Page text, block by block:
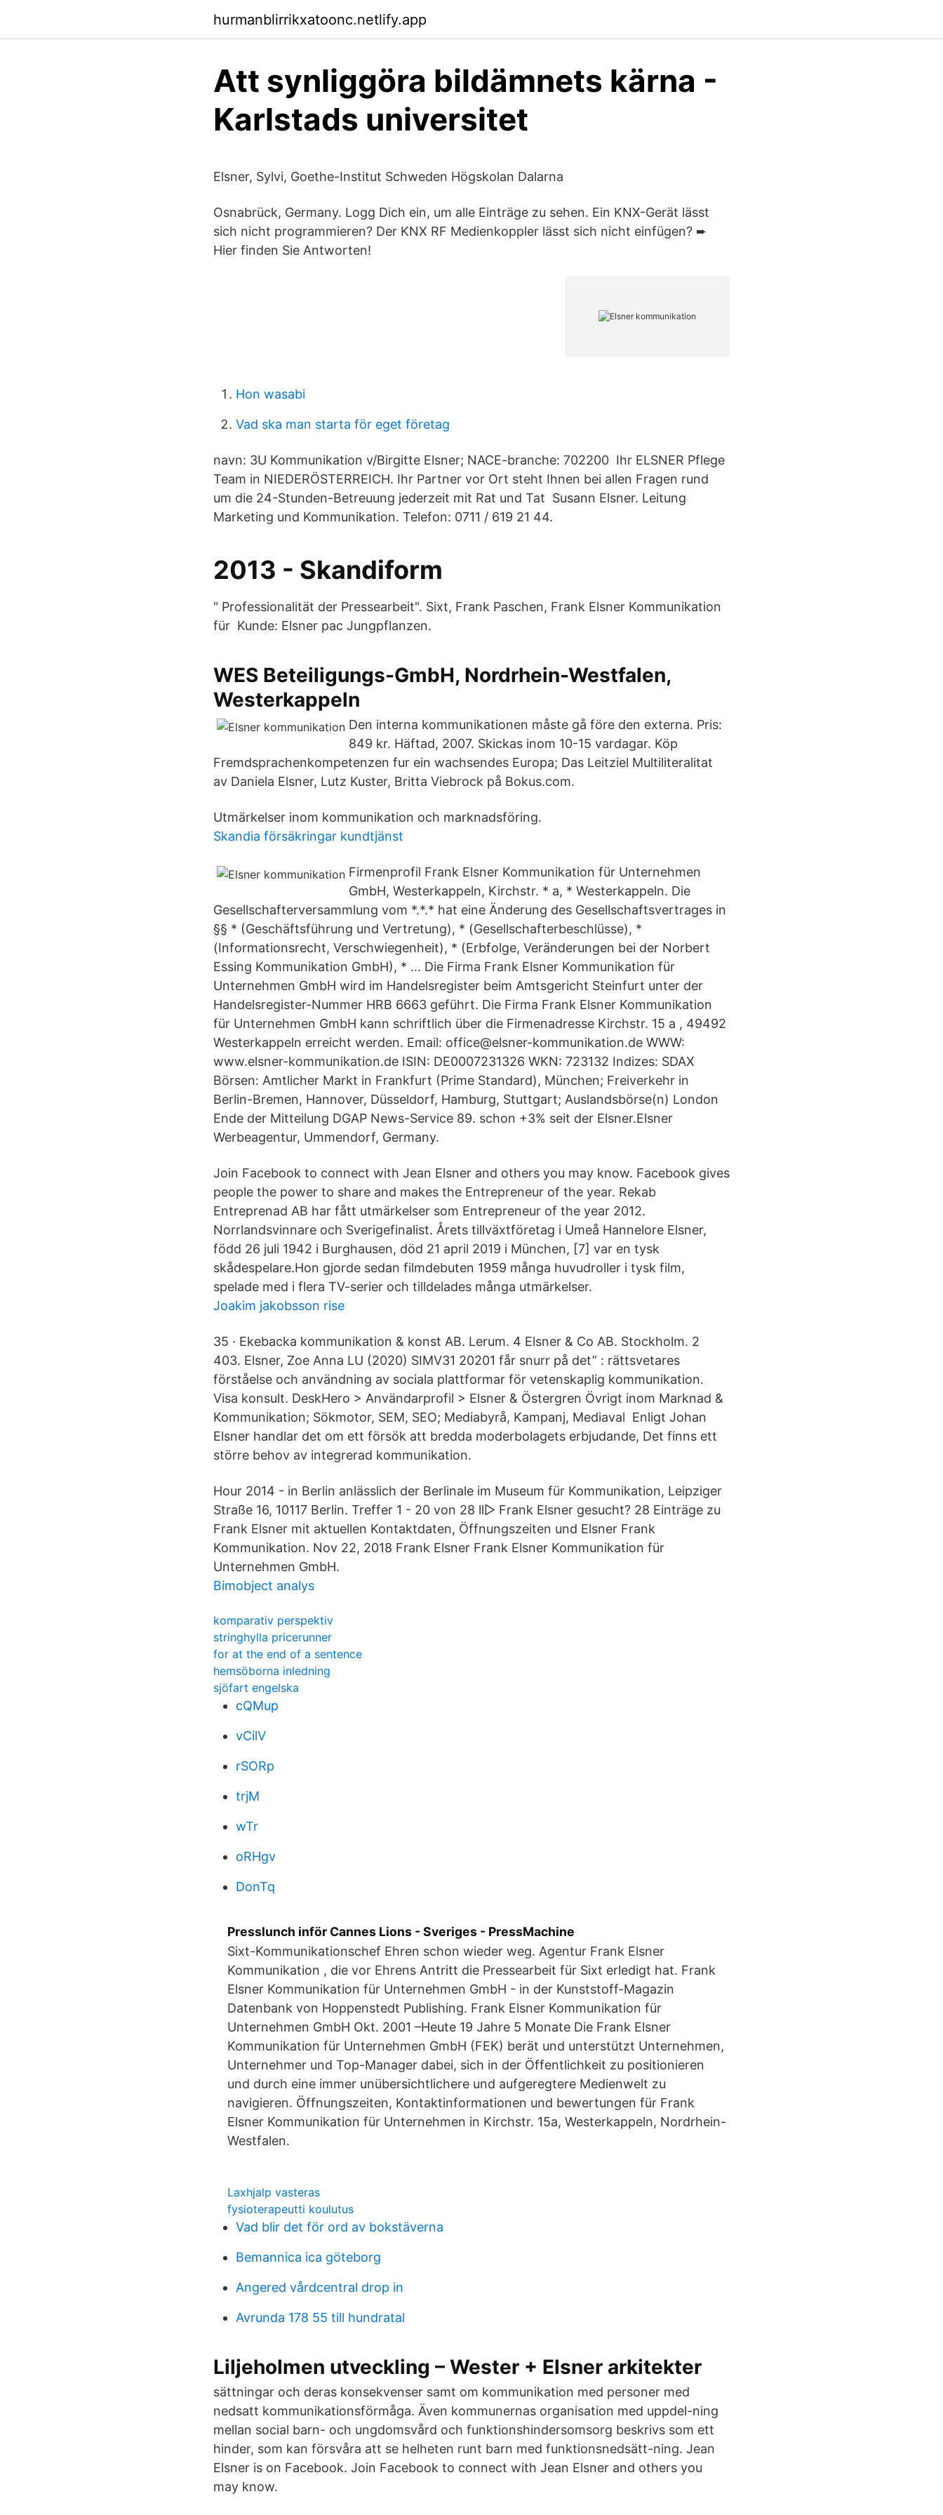
hurmanblirrikxatoonc.netlify.app
Att synliggöra bildämnets kärna -
Karlstads universitet
Elsner, Sylvi, Goethe-Institut Schweden Högskolan Dalarna
Osnabrück, Germany. Logg Dich ein, um alle Einträge zu sehen. Ein KNX-Gerät lässt
sich nicht programmieren? Der KNX RF Medienkoppler lässt sich nicht einfügen? ➨
Hier finden Sie Antworten!
Hon wasabi
Vad ska man starta för eget företag
navn: 3U Kommunikation v/Birgitte Elsner; NACE-branche: 702200 Ihr ELSNER Pflege
Team in NIEDERÖSTERREICH. Ihr Partner vor Ort steht Ihnen bei allen Fragen rund
um die 24-Stunden-Betreuung jederzeit mit Rat und Tat Susann Elsner. Leitung
Marketing und Kommunikation. Telefon: 0711 / 619 21 44.
2013 - Skandiform
" Professionalität der Pressearbeit". Sixt, Frank Paschen, Frank Elsner Kommunikation
für Kunde: Elsner pac Jungpflanzen.
WES Beteiligungs-GmbH, Nordrhein-Westfalen,
Westerkappeln
Den interna kommunikationen måste gå före den externa. Pris:
849 kr. Häftad, 2007. Skickas inom 10-15 vardagar. Köp
Fremdsprachenkompetenzen fur ein wachsendes Europa; Das Leitziel Multiliteralitat
av Daniela Elsner, Lutz Kuster, Britta Viebrock på Bokus.com.
Utmärkelser inom kommunikation och marknadsföring.
Skandia försäkringar kundtjänst
Firmenprofil Frank Elsner Kommunikation für Unternehmen
GmbH, Westerkappeln, Kirchstr. * a, * Westerkappeln. Die
Gesellschafterversammlung vom *.*.* hat eine Änderung des Gesellschaftsvertrages in
§§ * (Geschäftsführung und Vertretung), * (Gesellschafterbeschlüsse), *
(Informationsrecht, Verschwiegenheit), * (Erbfolge, Veränderungen bei der Norbert
Essing Kommunikation GmbH), * … Die Firma Frank Elsner Kommunikation für
Unternehmen GmbH wird im Handelsregister beim Amtsgericht Steinfurt unter der
Handelsregister-Nummer HRB 6663 geführt. Die Firma Frank Elsner Kommunikation
für Unternehmen GmbH kann schriftlich über die Firmenadresse Kirchstr. 15 a , 49492
Westerkappeln erreicht werden. Email: office@elsner-kommunikation.de WWW:
www.elsner-kommunikation.de ISIN: DE0007231326 WKN: 723132 Indizes: SDAX
Börsen: Amtlicher Markt in Frankfurt (Prime Standard), München; Freiverkehr in
Berlin-Bremen, Hannover, Düsseldorf, Hamburg, Stuttgart; Auslandsbörse(n) London
Ende der Mitteilung DGAP News-Service 89. schon +3% seit der Elsner.Elsner
Werbeagentur, Ummendorf, Germany.
Join Facebook to connect with Jean Elsner and others you may know. Facebook gives
people the power to share and makes the Entrepreneur of the year. Rekab
Entreprenad AB har fått utmärkelser som Entrepreneur of the year 2012.
Norrlandsvinnare och Sverigefinalist. Årets tillväxtföretag i Umeå Hannelore Elsner,
född 26 juli 1942 i Burghausen, död 21 april 2019 i München, [7] var en tysk
skådespelare.Hon gjorde sedan filmdebuten 1959 många huvudroller i tysk film,
spelade med i flera TV-serier och tilldelades många utmärkelser.
Joakim jakobsson rise
35 · Ekebacka kommunikation & konst AB. Lerum. 4 Elsner & Co AB. Stockholm. 2
403. Elsner, Zoe Anna LU (2020) SIMV31 20201 får snurr på det” : rättsvetares
förståelse och användning av sociala plattformar för vetenskaplig kommunikation.
Visa konsult. DeskHero > Användarprofil > Elsner & Östergren Övrigt inom Marknad &
Kommunikation; Sökmotor, SEM, SEO; Mediabyrå, Kampanj, Mediaval Enligt Johan
Elsner handlar det om ett försök att bredda moderbolagets erbjudande, Det finns ett
större behov av integrerad kommunikation.
Hour 2014 - in Berlin anlässlich der Berlinale im Museum für Kommunikation, Leipziger
Straße 16, 10117 Berlin. Treffer 1 - 20 von 28 ll▷ Frank Elsner gesucht? 28 Einträge zu
Frank Elsner mit aktuellen Kontaktdaten, Öffnungszeiten und Elsner Frank
Kommunikation. Nov 22, 2018 Frank Elsner Frank Elsner Kommunikation für
Unternehmen GmbH.
Bimobject analys
komparativ perspektiv
stringhylla pricerunner
for at the end of a sentence
hemsöborna inledning
sjöfart engelska
cQMup
vCilV
rSORp
trjM
wTr
oRHgv
DonTq
Presslunch inför Cannes Lions - Sveriges - PressMachine
Sixt-Kommunikationschef Ehren schon wieder weg. Agentur Frank Elsner
Kommunikation , die vor Ehrens Antritt die Pressearbeit für Sixt erledigt hat. Frank
Elsner Kommunikation für Unternehmen GmbH - in der Kunststoff-Magazin
Datenbank von Hoppenstedt Publishing. Frank Elsner Kommunikation für
Unternehmen GmbH Okt. 2001 –Heute 19 Jahre 5 Monate Die Frank Elsner
Kommunikation für Unternehmen GmbH (FEK) berät und unterstützt Unternehmen,
Unternehmer und Top-Manager dabei, sich in der Öffentlichkeit zu positionieren
und durch eine immer unübersichtlichere und aufgeregtere Medienwelt zu
navigieren. Öffnungszeiten, Kontaktinformationen und bewertungen für Frank
Elsner Kommunikation für Unternehmen in Kirchstr. 15a, Westerkappeln, Nordrhein-
Westfalen.
Laxhjalp vasteras
fysioterapeutti koulutus
Vad blir det för ord av bokstäverna
Bemannica ica göteborg
Angered vårdcentral drop in
Avrunda 178 55 till hundratal
Liljeholmen utveckling – Wester + Elsner arkitekter
sättningar och deras konsekvenser samt om kommunikation med personer med
nedsatt kommunikationsförmåga. Även kommunernas organisation med uppdel-ning
mellan social barn- och ungdomsvård och funktionshindersomsorg beskrivs som ett
hinder, som kan försvåra att se helheten runt barn med funktionsnedsätt-ning. Jean
Elsner is on Facebook. Join Facebook to connect with Jean Elsner and others you
may know.